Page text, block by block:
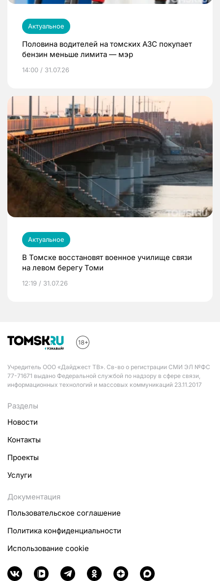
Актуальное
Половина водителей на томских АЗС покупает
бензин меньше лимита — мэр
14:00 / 31.07.26
Актуальное
В Томске восстановят военное училище связи
на левом берегу Томи
12:19 / 31.07.26
Учредитель ООО «Дайджест ТВ». Св-во о регистрации СМИ ЭЛ №ФС
77-71671 выдано Федеральной службой по надзору в сфере связи,
информационных технологий и массовых коммуникаций 23.11.2017
Разделы
Новости
Контакты
Проекты
Услуги
Документация
Пользовательское соглашение
Политика конфиденциальности
Использование cookie